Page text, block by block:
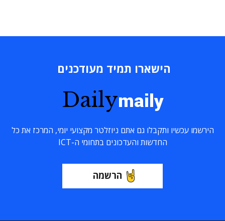
הישארו תמיד מעודכנים
Dailymaily
הירשמו עכשיו ותקבלו גם אתם ניוזלטר מקצועי יומי, המרכז את כל
החדשות והעדכונים בתחומי ה-ICT
הרשמה